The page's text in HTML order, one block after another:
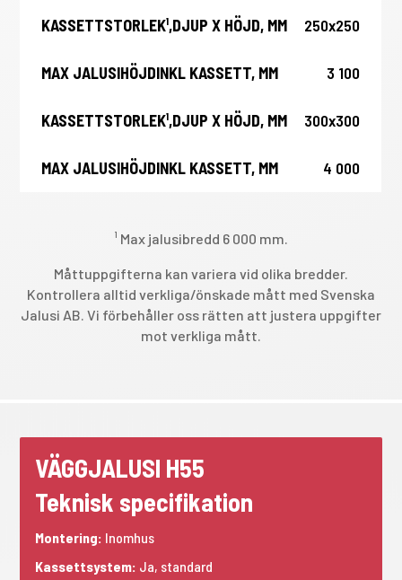
250x250
3 100
300x300
4 000
¹ Max jalusibredd 6 000 mm.
Måttuppgifterna kan variera vid olika bredder.
Kontrollera alltid verkliga/önskade mått med Svenska
Jalusi AB. Vi förbehåller oss rätten att justera uppgifter
mot verkliga mått.
VÄGGJALUSI H55
Teknisk specifikation
Montering: Inomhus
Kassettsystem: Ja, standard